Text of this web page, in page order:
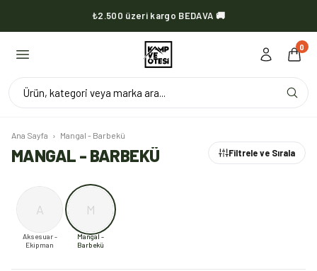
KVOX ürünlerinde kargo her zaman bedava 🔥
0
Ürün, kategori veya marka ara...
Ana Sayfa › Mangal - Barbekü
MANGAL - BARBEKÜ Filtrele ve Sırala
A
Aksesuar -
Ekipman
M
Mangal -
Barbekü